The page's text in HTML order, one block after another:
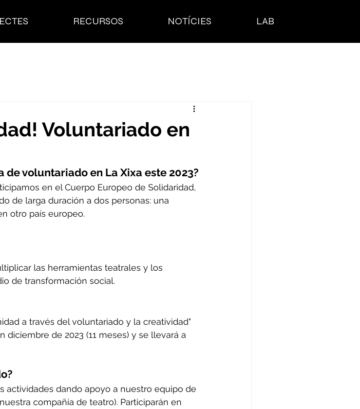
RECURSOS NOTÍCIES LAB
Voluntariado en
de voluntariado en La Xixa este 2023?
en el Cuerpo Europeo de Solidaridad,
de larga duración a dos personas: una
otro país europeo.
las herramientas teatrales y los
de transformación social.
a través del voluntariado y la creatividad"
diciembre de 2023 (11 meses) y se llevará a
actividades dando apoyo a nuestro equipo de
compañía de teatro). Participarán en